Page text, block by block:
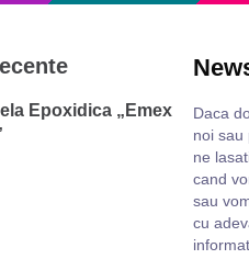
Epoxidica „Emex
Daca
noi sau
ne
cand
sau
cu